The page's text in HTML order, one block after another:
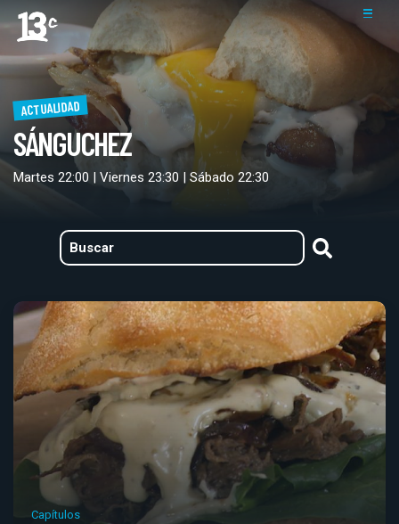
ACTUALIDAD
SÁNGUCHEZ
Martes 22:00 | Viernes 23:30 | Sábado 22:30
Capítulos